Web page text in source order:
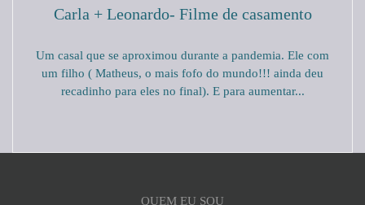
Carla + Leonardo- Filme de casamento
Um casal que se aproximou durante a pandemia. Ele com
um filho ( Matheus, o mais fofo do mundo!!! ainda deu
recadinho para eles no final). E para aumentar...
QUEM EU SOU